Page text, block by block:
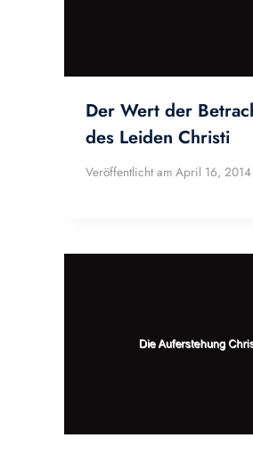
Der Wert der
des Leiden Christi
Veröffentlicht am April 16, 2014